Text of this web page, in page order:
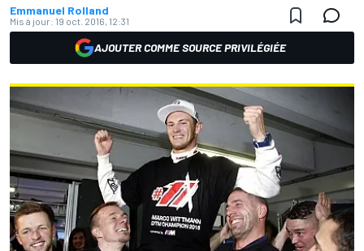
Emmanuel Rolland
Mis à jour: 19 oct. 2016, 12:31
AJOUTER COMME SOURCE PRIVILÉGIÉE